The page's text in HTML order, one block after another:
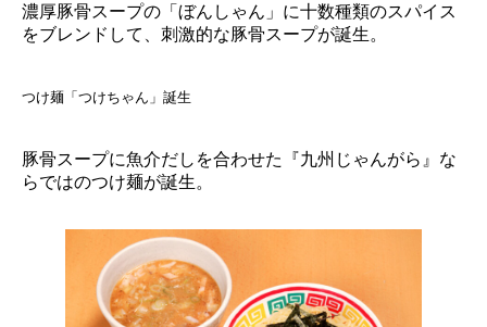
濃厚豚骨スープの「ぼんしゃん」に十数種類のスパイス
をブレンドして、刺激的な豚骨スープが誕生。
つけ麺「つけちゃん」誕生
豚骨スープに魚介だしを合わせた『九州じゃんがら』な
らではのつけ麺が誕生。